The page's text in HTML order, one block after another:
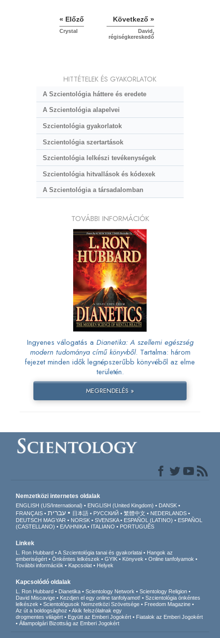
« Előző
Crystal
Következő »
David,
régiségkereskedő
HITTÉTELEK ÉS GYAKORLATOK
A Szcientológia háttere és eredete
A Szcientológia alapelvei
Szcientológia gyakorlatok
Szcientológia szertartások
Szcientológia lelkészi tevékenységek
Szcientológia hitvallások és kódexek
A Szcientológia a társadalomban
TOVÁBBI INFORMÁCIÓK
Ingyenes válogatás a Dianetika: A szellemi egészség
modern tudománya című könyvből. Tartalma: három
fejezet minden idők legnépszerűbb könyvéből az elme
területén.
MEGRENDELÉS »
Nemzetközi internetes oldalak
ENGLISH (US/International) ENGLISH (United Kingdom)
DANSK
FRANÇAIS
עברית 日本語 РУССКИЙ 繁體中文
NEDERLANDS
DEUTSCH MAGYAR NORSK SVENSKA ESPAÑOL (LATINO)
ESPAÑOL
(CASTELLANO)
ΕΛΛΗΝΙΚA ITALIANO PORTUGUÊS
Linkek
L. Ron Hubbard A Szcientológia tanai és gyakorlatai
Hangok az
emberiségért
Önkéntes lelkészek GYIK Könyvek
Online tanfolyamok
További információk
Kapcsolat Helyek
Kapcsolódó oldalak
L. Ron Hubbard Dianetika Scientology Network
Scientology Religion
David Miscavige
Kezdjen el egy online tanfolyamot!
Szcientológia önkéntes
lelkészek
Scientológusok Nemzetközi Szövetsége
Freedom Magazine
Az út a boldogsághoz
Akik felszólalnak egy
drogmentes világért
Együtt az Emberi Jogokért
Fiatalok az Emberi Jogokért
Állampolgári Bizottság az Emberi Jogokért